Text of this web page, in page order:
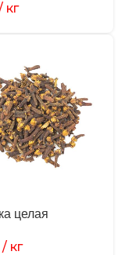
кг
целая
/ кг